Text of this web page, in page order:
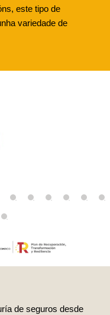
este tipo de
variedade de
de seguros desde